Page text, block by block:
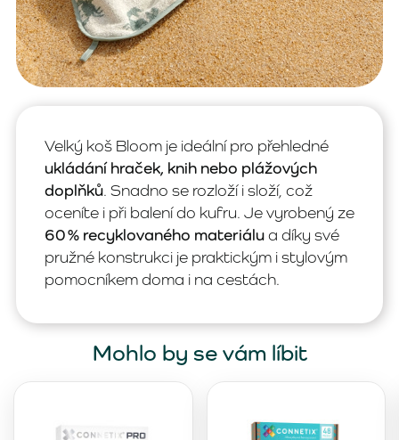
Velký koš Bloom je ideální pro přehledné
ukládání hraček, knih nebo plážových
doplňků. Snadno se rozloží i složí, což
oceníte i při balení do kufru. Je vyrobený ze
60 % recyklovaného materiálua díky své
pružné konstrukci je praktickým i stylovým
pomocníkem doma i na cestách.
Mohlo by se vám líbit